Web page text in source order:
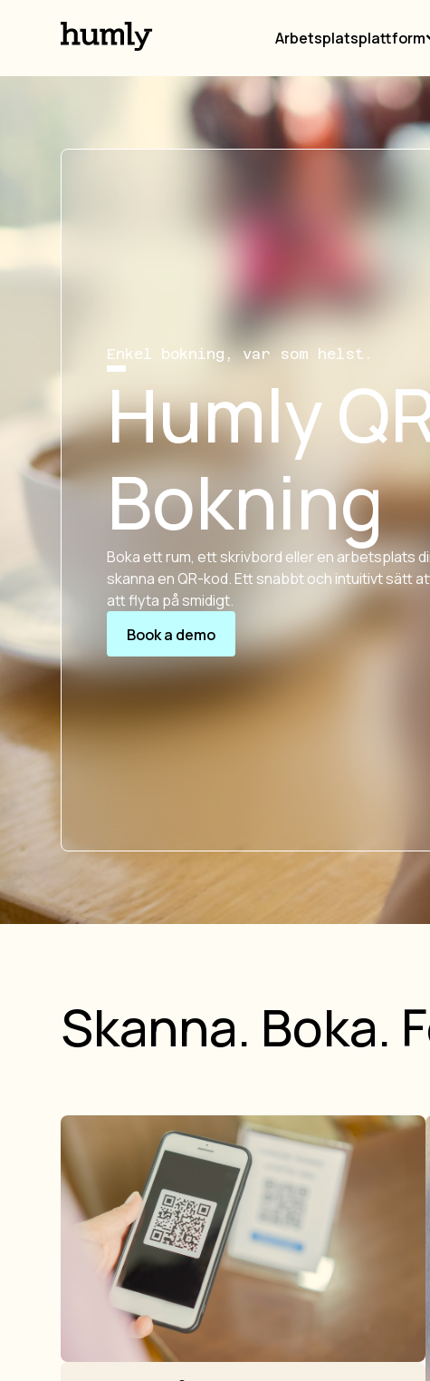
Arbetsplatsplattform
Enkel bokning, var som helst.
Humly
Bokning
Boka ett rum, ett skrivbord eller en arbetsplats
skanna en QR-kod. Ett snabbt och intuitivt sätt
att flyta på smidigt.
Book a demo
Skanna. Boka.